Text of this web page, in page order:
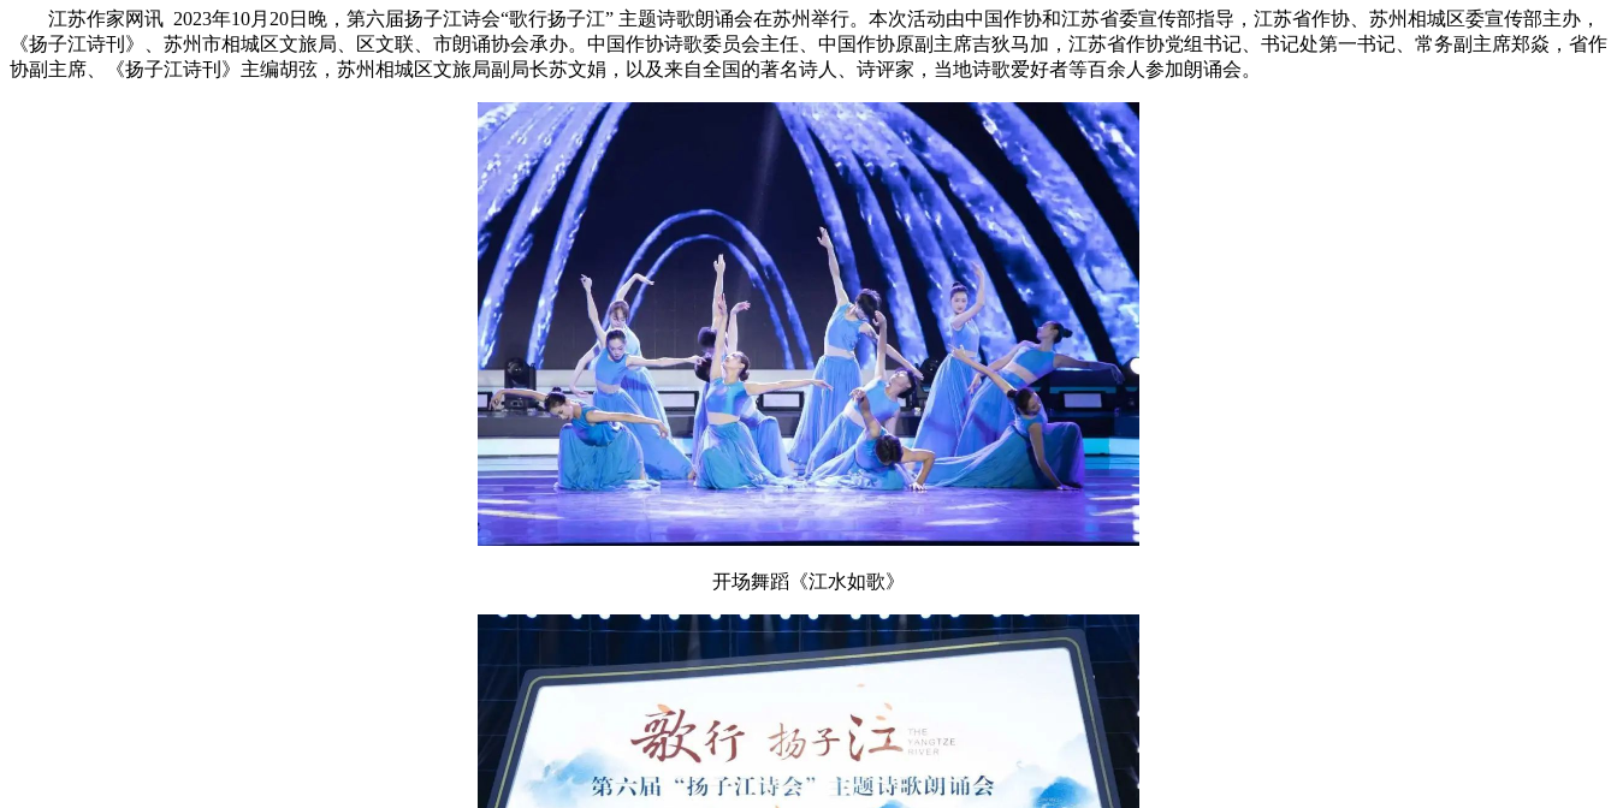
江苏作家网讯 2023年10月20日晚，第六届扬子江诗会“歌行扬子江” 主题诗歌朗诵会在苏州举行。本次活动由中国作协和江苏省委宣传部指导，江苏省作协、苏州相城区委宣传部主办，
《扬子江诗刊》、苏州市相城区文旅局、区文联、市朗诵协会承办。中国作协诗歌委员会主任、中国作协原副主席吉狄马加，江苏省作协党组书记、书记处第一书记、常务副主席郑焱，省作
协副主席、《扬子江诗刊》主编胡弦，苏州相城区文旅局副局长苏文娟，以及来自全国的著名诗人、诗评家，当地诗歌爱好者等百余人参加朗诵会。
开场舞蹈《江水如歌》